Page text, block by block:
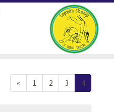
« Nazaj1 2 3 4(current)